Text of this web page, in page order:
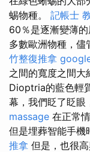
蜴物種。 記帳士
60％是逐漸變薄的
多數歐洲物種，儘
竹整復推拿
之間的寬度之間
Dioptria的藍色輕
幕，我們眨了眨眼
massage 在正常
但是埋葬智能手機
推拿 但是，也很